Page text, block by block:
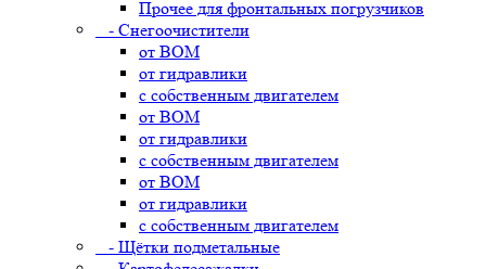
Прочее для фронтальных погрузчиков
- Снегоочистители
от ВОМ
от гидравлики
с собственным двигателем
от ВОМ
от гидравлики
с собственным двигателем
от ВОМ
от гидравлики
с собственным двигателем
- Щётки подметальные